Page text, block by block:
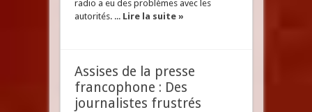
radio a eu des problèmes avec les
autorités. ... Lire la suite »
Assises de la presse
francophone : Des
journalistes frustrés